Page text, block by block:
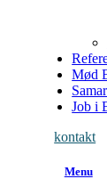
Mød
Job i
kontakt
Menu